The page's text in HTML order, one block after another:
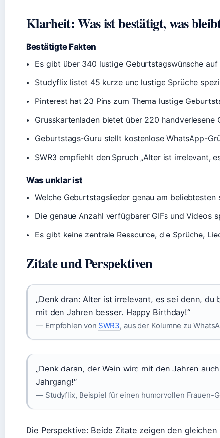
Klarheit: Was ist bestätigt, was
Bestätigte Fakten
Es gibt über 340 lustige Geburtstagswünsche
Studyflix listet 45 kurze und lustige Sprüche
Pinterest hat 23 Pins zum Thema lustige
Grusskartenladen bietet über 220 handverlesene
Geburtstags-Guru stellt kostenlose WhatsApp-
SWR3 empfiehlt den Spruch „Alter ist irrelevant,
Was unklar ist
Welche Geburtstagslieder genau am
Die genaue Anzahl verfügbarer GIFs und Videos
Es gibt keine zentrale Ressource, die Sprüche,
Zitate und Perspektiven
„Denk dran: Alter ist irrelevant, es sei denn, du
mit den Jahren besser. Happy Birthday!“
— Empfohlen von SWR3, aus der Kolumne zu
„Denk daran, der Wein wird mit den Jahren
Jahrgang!“
— Studyflix, Beispiel für einen humorvollen Frauen-
Die Perspektive: Beide Zitate zeigen den